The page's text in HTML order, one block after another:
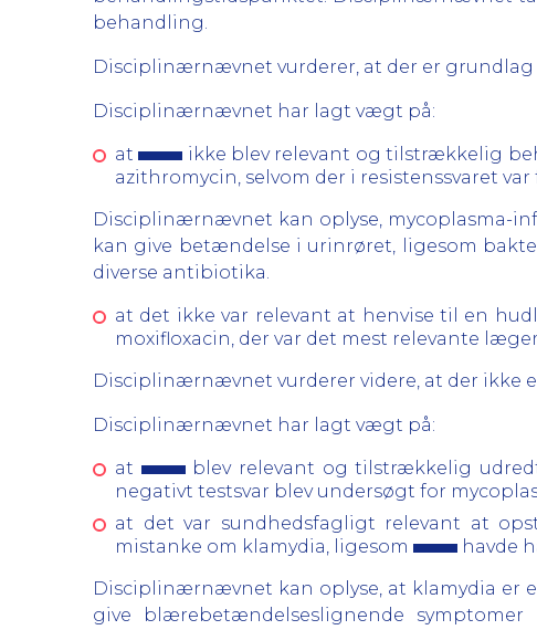
behandling.
Disciplinærnævnet vurderer, at der er
Disciplinærnævnet har lagt vægt på:
at
ikke blev relevant og tilstrækkelig
azithromycin, selvom der i resistenssvaret
Disciplinærnævnet kan oplyse, mycoplasma-
kan give betændelse i urinrøret, ligesom
diverse antibiotika.
at det ikke var relevant at henvise til en
moxifloxacin, der var det mest relevante
Disciplinærnævnet vurderer videre, at der ikke
Disciplinærnævnet har lagt vægt på:
at
blev relevant og tilstrækkelig
negativt testsvar blev undersøgt for
at det var sundhedsfagligt relevant at
mistanke om klamydia, ligesom
havde
Disciplinærnævnet kan oplyse, at klamydia er
give blærebetændelseslignende